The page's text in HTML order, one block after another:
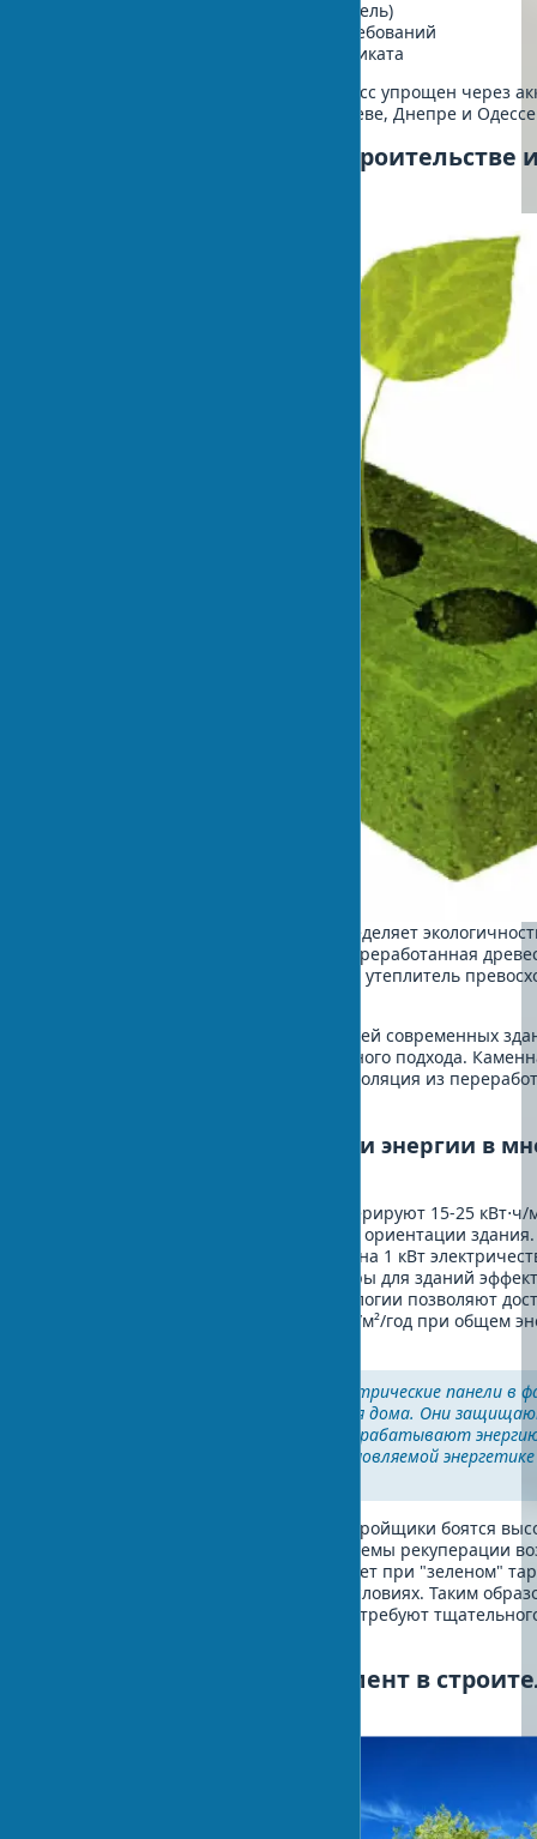
Предварительная оценка (4-6 недель)
Строительство с соблюдением требований
Итоговый аудит и выдача сертификата
Для украинских застройщиков процесс упрощен через
местные центры сертификации в Киеве, Днепре и
Зеленые материалы в строительстве
Правильный выбор материалов определяет
снижает углеродный след на 30%. Переработанная
тонны CO2 на кубометр. Конопляный утеплитель
С учетом конструктивных особенностей современных
зеленых материалов требует системного подхода.
служит более 50 лет. Целлюлозная изоляция из
Возобновляемые источники энергии в
Солнечные панели новостройки генерируют 15-25 кВт⋅ч/
Украины в зависимости от региона и ориентации
отопление обеспечивает COP до 4,5 (на 1 кВт
идеальных условиях. Ветрогенераторы для зданий
ветра от 3 м/с. Пассивный дом технологии позволяют
энергии на отопление всего 15 кВт⋅ч/м²/год при общем
"Интегрированные фотоэлектрические панели в
— это как солнечные очки для дома. Они
перегрева и одновременно вырабатывают
объясняет инженер по возобновляемой
На практике часто замечаю, что застройщики боятся
первоначальных затрат. Однако системы рекуперации
5 лет, а солнечные панели — за 5-7 лет при "зеленом"
при обычном тарифе в украинских условиях. Таким
возобновляемые источники энергии требуют
Экологический менеджмент в